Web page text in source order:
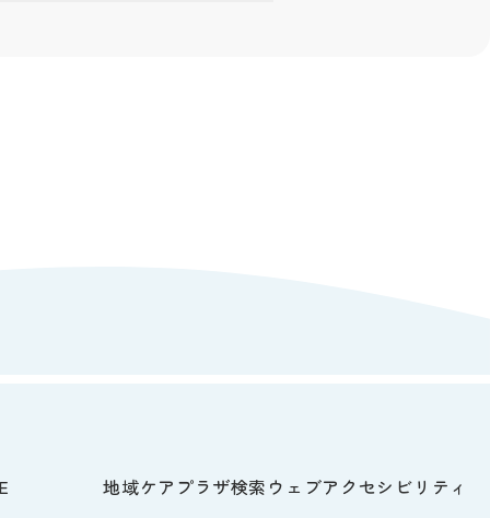
地域ケアプラザ検索 ウェブアクセシビリティ